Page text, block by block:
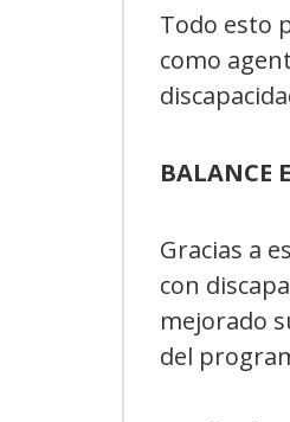
Todo esto
como
BALANCE
Gracias a
con
mejorado
del